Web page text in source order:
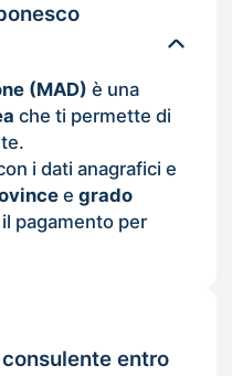
(MAD) è una
che ti permette di
i dati anagrafici e
e grado
pagamento per
entro